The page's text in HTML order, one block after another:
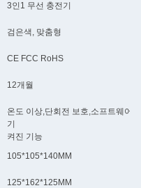
3인1 무선 충전기
검은색, 맞춤형
CE FCC RoHS
12개월
온도 이상,단회전 보호,소프트웨어/
기
켜진 기능
105*105*140MM
125*162*125MM